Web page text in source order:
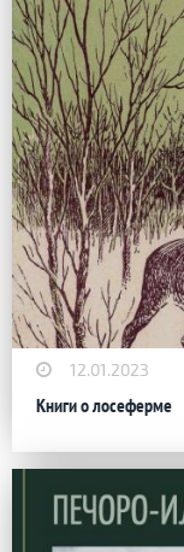
12.01.2023
Книги о лосеферме